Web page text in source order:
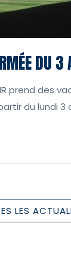
DU
prend des
du lundi 3
LES